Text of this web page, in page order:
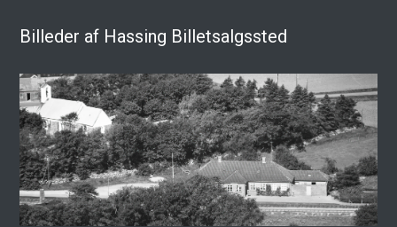
Billeder af Hassing Billetsalgssted